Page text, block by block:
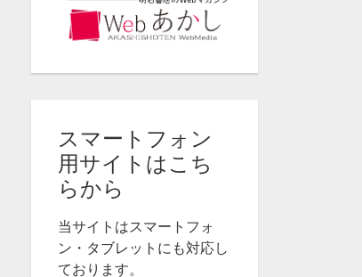
スマートフォン
用サイトはこち
らから
当サイトはスマートフォ
ン・タブレットにも対応し
ております。